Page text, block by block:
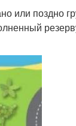
или поздно